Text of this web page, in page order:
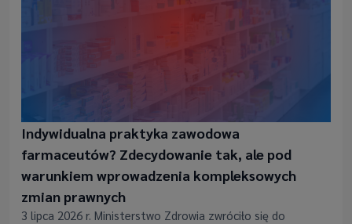
Indywidualna praktyka zawodowa
farmaceutów? Zdecydowanie tak, ale pod
warunkiem wprowadzenia kompleksowych
zmian prawnych
3 lipca 2026 r. Ministerstwo Zdrowia zwróciło się do